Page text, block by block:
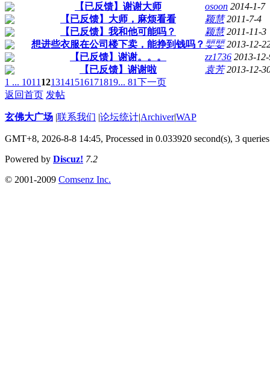
【已反馈】谢谢大师
osoon 2014-1-7
【已反馈】大师，麻烦看看
颖慧 2011-7-4
【已反馈】我和他可能吗？
颖慧 2011-11-3
想进些衣服在公司楼下卖，能挣到钱吗？ 婯婯 2013-12-
【已反馈】谢谢。。。
zz1736 2013-
【已反馈】谢谢啦
袁芳 2013-12-
1 ... 1011 1213141516171819... 81下一页
返回首页 发帖
玄佛大广场 |联系我们 |论坛统计|Archiver|WAP
GMT+8, 2026-8-8 14:45, Processed in 0.033920 second(s), 3 queries
Powered by Discuz! 7.2
© 2001-2009 Comsenz Inc.